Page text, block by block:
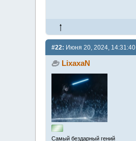
#22: Июня 20, 2024, 14:31:40
LixaxaN
Самый бездарный гений